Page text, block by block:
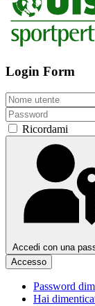
Login Form
Ricordami
Accedi con una
Accesso
Password
Hai